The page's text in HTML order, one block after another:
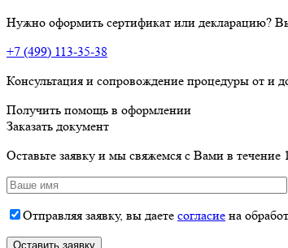
Нужно оформить сертификат или декларацию?
+7 (499) 113-35-38
Консультация и сопровождение процедуры от и
Получить помощь в оформлении
Заказать документ
Оставьте заявку и мы свяжемся с Вами в течение
Отправляя заявку, вы даете согласие на